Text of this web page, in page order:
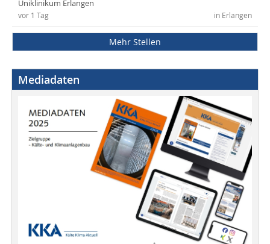
Uniklinikum Erlangen
in Erlangen
vor 1 Tag
Mehr Stellen
Mediadaten